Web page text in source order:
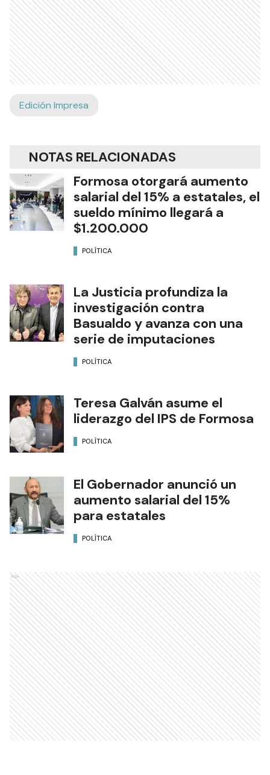
Edición Impresa
NOTAS RELACIONADAS
Formosa otorgará aumento
salarial del 15% a estatales, el
sueldo mínimo llegará a
$1.200.000
POLÍTICA
La Justicia profundiza la
investigación contra
Basualdo y avanza con una
serie de imputaciones
POLÍTICA
Teresa Galván asume el
liderazgo del IPS de Formosa
POLÍTICA
El Gobernador anunció un
aumento salarial del 15%
para estatales
POLÍTICA
Ads